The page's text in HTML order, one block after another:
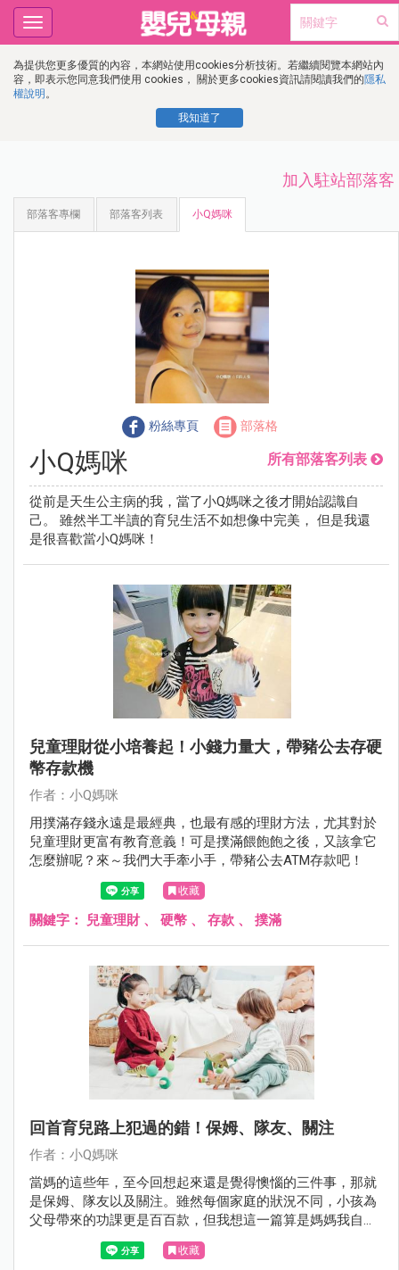
為提供您更多優質的內容，本網站使用cookies分析技術。若繼續閱覽本網站內
容，即表示您同意我們使用 cookies， 關於更多cookies資訊請閱讀我們的隱私
權說明 。
我知道了
Toggle
navigation
加入駐站部落客
部落客專欄 部落客列表 小Q媽咪
粉絲專頁 部落格
小Q媽咪 所有部落客列表
從前是天生公主病的我，當了小Q媽咪之後才開始認識自
己。 雖然半工半讀的育兒生活不如想像中完美， 但是我還
是很喜歡當小Q媽咪！
兒童理財從小培養起！小錢力量大，帶豬公去存硬
幣存款機
作者：小Q媽咪
用撲滿存錢永遠是最經典，也最有感的理財方法，尤其對於
兒童理財更富有教育意義！可是撲滿餵飽飽之後，又該拿它
怎麼辦呢？來～我們大手牽小手，帶豬公去ATM存款吧！
收藏
關鍵字： 兒童理財、 硬幣 、 存款 、 撲滿
回首育兒路上犯過的錯！保姆、隊友、關注
作者：小Q媽咪
當媽的這些年，至今回想起來還是覺得懊惱的三件事，那就
是保姆、隊友以及關注。雖然每個家庭的狀況不同，小孩為
父母帶來的功課更是百百款，但我想這一篇算是媽媽我自己
的悔過書，或許能夠帶給正處於迷途中的家長們，一點小小
收藏